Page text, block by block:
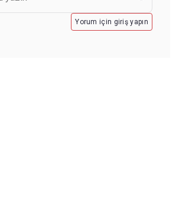
Yorum için giriş yapın